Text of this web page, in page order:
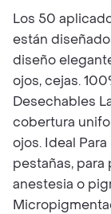
Los 50
están
diseño
ojos, cejas.
Desechables
cobertura
ojos. Ideal
pestañas, para
anestesia o